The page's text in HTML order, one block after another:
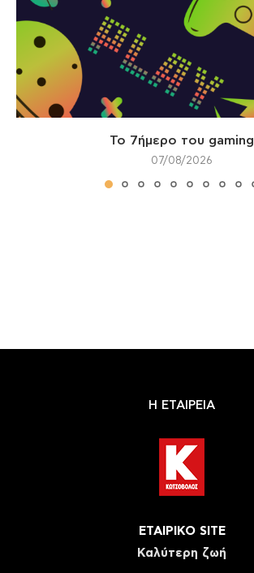
Το 7ήμερο του gaming
07/08/2026
Η ΕΤΑΙΡΕΙΑ
ΕΤΑΙΡΙΚΟ SITE
Καλύτερη ζωή